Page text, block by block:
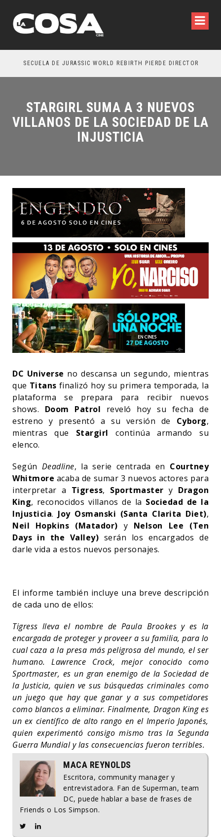
SECUELA DE JURASSIC WORLD REBIRTH PIERDE DIRECTOR
STARGIRL SUMA A 3 NUEVOS
VILLANOS DE LA SOCIEDAD DE LA
INJUSTICIA
DC Universe no descansa un segundo, mientras
que Titans finalizó hoy su primera temporada, la
plataforma se prepara para recibir nuevos
shows. Doom Patrol reveló hoy su fecha de
estreno y presentó a su versión de Cyborg,
mientras que Stargirlcontinúa armando su
elenco.
Según Deadline, la serie centrada en Courtney
Whitmore acaba de sumar 3 nuevos actores para
interpretar a Tigress, Sportmastery Dragon
King, reconocidos villanos de la Sociedad de la
Injusticia. Joy Osmanski (Santa Clarita Diet),
Neil Hopkins (Matador) y Nelson Lee (Ten
Days in the Valley) serán los encargados de
darle vida a estos nuevos personajes.
El informe también incluye una breve descripción
de cada uno de ellos:
Tigress lleva el nombre de Paula Brookes y es la
encargada de proteger y proveer a su familia, para lo
cual caza a la presa más peligrosa del mundo, el ser
humano. Lawrence Crock, mejor conocido como
Sportmaster, es un gran enemigo de la Sociedad de
la Justicia, quien ve sus búsquedas criminales como
un juego que hay que ganar y a sus competidores
como blancos a eliminar. Finalmente, Dragon King es
un ex científico de alto rango en el Imperio Japonés,
quien experimentó consigo mismo tras la Segunda
Guerra Mundial y las consecuencias fueron terribles.
MACA REYNOLDS
Escritora, community manager y
entrevistadora. Fan de Superman, team
DC, puede hablar a base de frases de
Friends o Los Simpson.